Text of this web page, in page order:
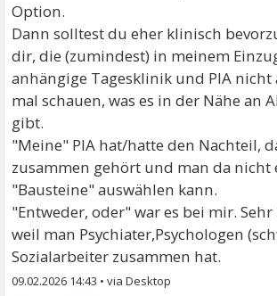
Option.
Dann solltest du eher klinisch
dir, die (zumindest) in meinem
anhängige Tagesklinik und PIA nicht
mal schauen, was es in der Nähe an
gibt.
"Meine" PIA hat/hatte den Nachteil,
zusammen gehört und man da nicht
"Bausteine" auswählen kann.
"Entweder, oder" war es bei mir.
weil man Psychiater,Psychologen
Sozialarbeiter zusammen hat.
09.02.2026 14:43 •